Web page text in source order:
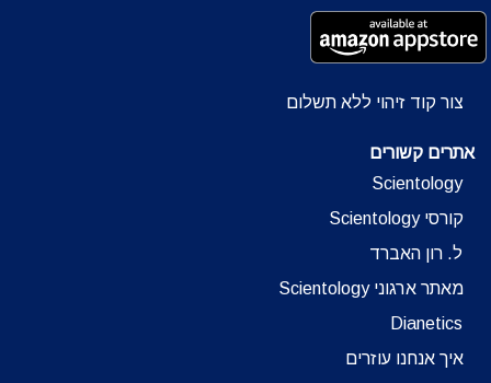
צור קוד זיהוי ללא תשלום
אתרים קשורים
Scientology
קורסי Scientology
ל. רון האברד
מאתר ארגוני Scientology
Dianetics
איך אנחנו עוזרים